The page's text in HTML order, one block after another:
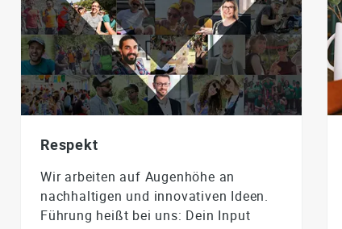
Respekt
Wir arbeiten auf Augenhöhe an
nachhaltigen und innovativen Ideen.
Führung heißt bei uns: Dein Input